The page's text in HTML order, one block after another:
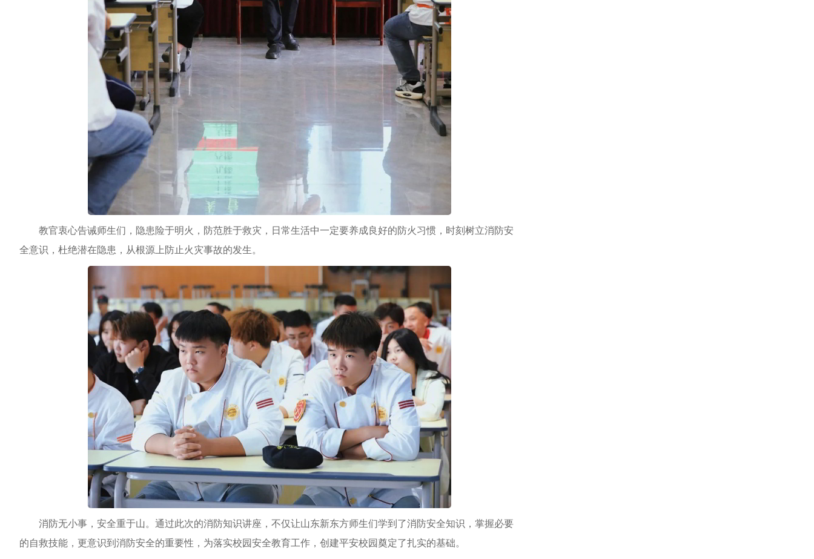
教官衷心告诫师生们，隐患险于明火，防范胜于救灾，日常生活中一定要养成良好的防火习惯，时刻树立消防安
全意识，杜绝潜在隐患，从根源上防止火灾事故的发生。
消防无小事，安全重于山。通过此次的消防知识讲座，不仅让山东新东方师生们学到了消防安全知识，掌握必要
的自救技能，更意识到消防安全的重要性，为落实校园安全教育工作，创建平安校园奠定了扎实的基础。